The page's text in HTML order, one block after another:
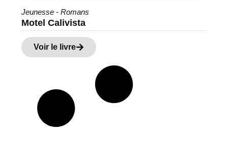
Jeunesse - Romans
Motel Calivista
Voir le livre